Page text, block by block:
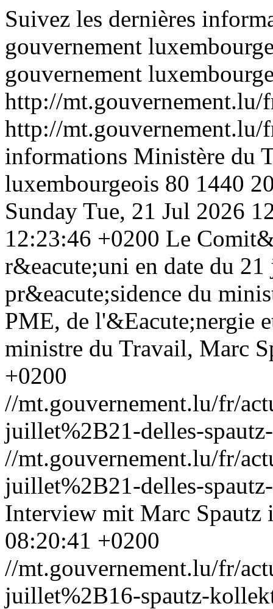
Suivez les dernières
gouvernement
gouvernement
http://
http://
informations Ministère du
luxembourgeois 80 1440
Sunday Tue, 21 Jul 2026
12:23:46 +0200 Le
r&eacute;uni en date du
pr&eacute;sidence du
PME, de l'&Eacute;nergie
ministre du Travail, Marc
+0200
//mt.gouvernement.lu/fr/
juillet%2B21-delles-
//mt.gouvernement.lu/fr/
juillet%2B21-delles-
Interview mit Marc Spautz
08:20:41 +0200
//mt.gouvernement.lu/fr/
juillet%2B16-spautz-